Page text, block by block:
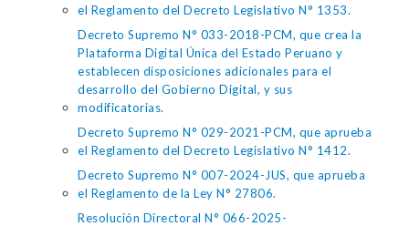
el Reglamento del Decreto Legislativo N° 1353.
Decreto Supremo N° 033-2018-PCM, que crea la
Plataforma Digital Única del Estado Peruano y
establecen disposiciones adicionales para el
desarrollo del Gobierno Digital, y sus
modificatorias.
Decreto Supremo N° 029-2021-PCM, que aprueba
el Reglamento del Decreto Legislativo N° 1412.
Decreto Supremo N° 007-2024-JUS, que aprueba
el Reglamento de la Ley N° 27806.
Resolución Directoral N° 066-2025-